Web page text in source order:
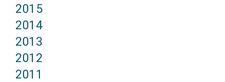
2015
2014
2013
2012
2011